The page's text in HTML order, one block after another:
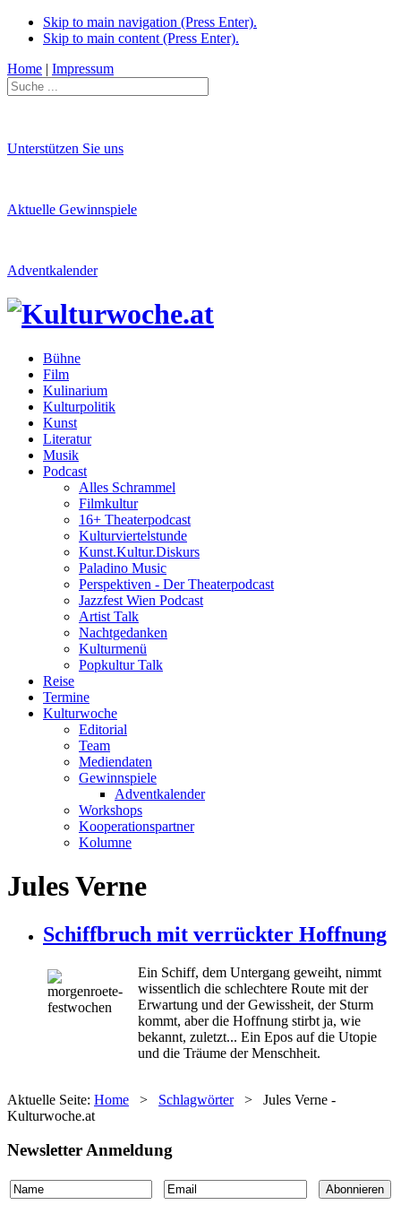
Skip to main navigation (Press Enter).
Skip to main content (Press Enter).
Home | Impressum
Unterstützen Sie uns
Aktuelle Gewinnspiele
Adventkalender
Bühne
Film
Kulinarium
Kulturpolitik
Kunst
Literatur
Musik
Podcast
Alles Schrammel
Filmkultur
16+ Theaterpodcast
Kulturviertelstunde
Kunst.Kultur.Diskurs
Paladino Music
Perspektiven - Der Theaterpodcast
Jazzfest Wien Podcast
Artist Talk
Nachtgedanken
Kulturmenü
Popkultur Talk
Reise
Termine
Kulturwoche
Editorial
Team
Mediendaten
Gewinnspiele
Adventkalender
Workshops
Kooperationspartner
Kolumne
Jules Verne
Schiffbruch mit verrückter Hoffnung
Ein Schiff, dem Untergang geweiht, nimmt
wissentlich die schlechtere Route mit der
Erwartung und der Gewissheit, der Sturm
kommt, aber die Hoffnung stirbt ja, wie
bekannt, zuletzt... Ein Epos auf die Utopie
und die Träume der Menschheit.
Aktuelle Seite: Home > Schlagwörter > Jules Verne -
Kulturwoche.at
Newsletter Anmeldung